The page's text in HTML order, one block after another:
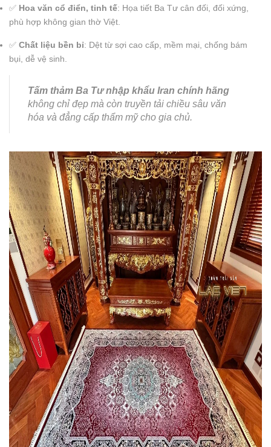
✅ Hoa văn cổ điển, tinh tế: Họa tiết Ba Tư cân đối, đối xứng,
phù hợp không gian thờ Việt.
✅ Chất liệu bền bỉ: Dệt từ sợi cao cấp, mềm mại, chống bám
bụi, dễ vệ sinh.
Tấm thảm Ba Tư nhập khẩu Iran chính hãng
không chỉ đẹp mà còn truyền tải chiều sâu văn
hóa và đẳng cấp thẩm mỹ cho gia chủ.